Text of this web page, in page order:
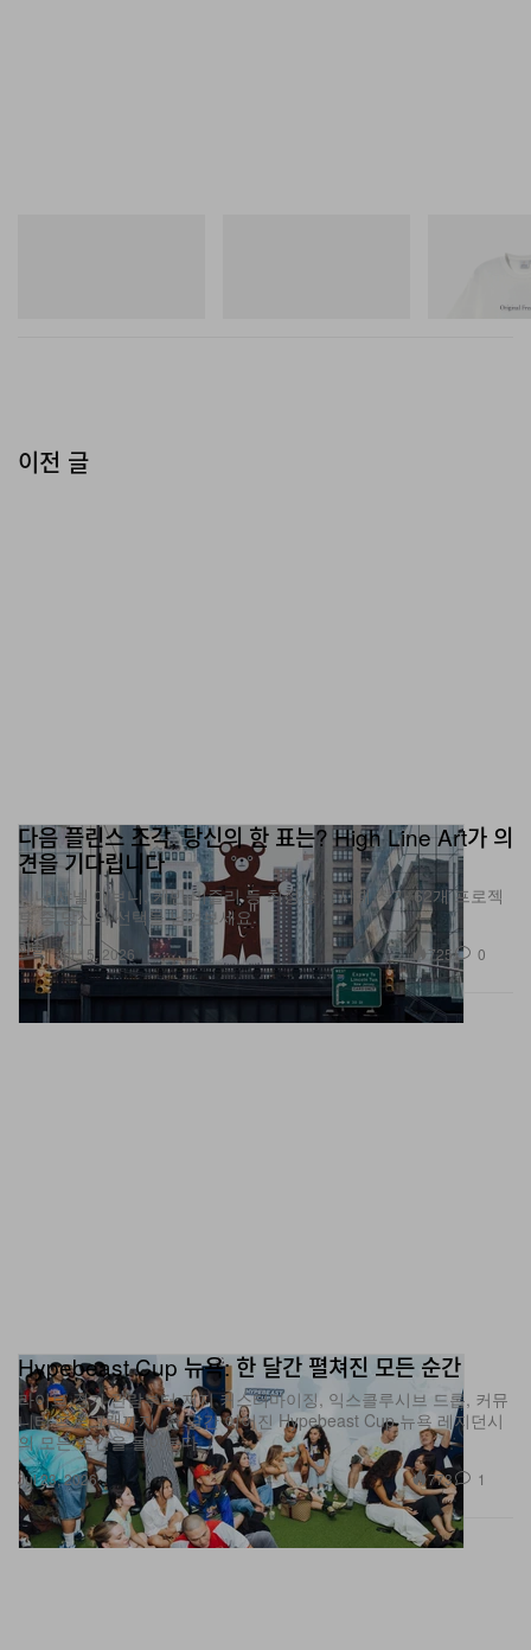
미술
견을 기다립니다
니나 샤넬 애브니, 케빈 비즐리 등 최정상 동시대 작가 62개 프로젝
트 중 당신의 선택을 남겨보세요.
Jul 15, 2026 725
라이브 경기 관람부터 저지 커스터마이징, 익스클루시브 드롭, 커뮤
니티 프로그램까지. 한 달간 이어진 Hypebeast Cup 뉴욕 레지던시
의 모든 순간을 돌아본다.
Jul 23, 2026 773